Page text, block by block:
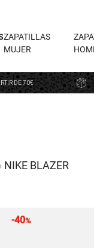
ZAPATILLAS
MUJER
DE 70€
NIKE BLAZER
-40%